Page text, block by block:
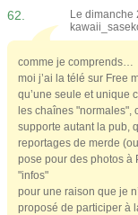
62.
Le dimanche
comme je comprends…
moi j’ai la télé sur Free
qu’une seule et unique
les chaînes "normales",
supporte autant la pub,
reportages de merde
pose pour des photos à
"infos"
pour une raison que je
proposé de participer à